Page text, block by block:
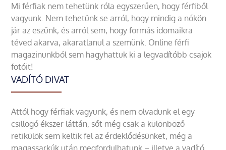
Mi férfiak nem tehetünk róla egyszerűen, hogy férfiből
vagyunk. Nem tehetünk se arról, hogy mindig a nőkön
jár az eszünk, és arról sem, hogy formás idomaikra
téved akarva, akaratlanul a szemünk. Online férfi
magazinunkból sem hagyhattuk ki a legvadítóbb csajok
fotóit!
VADÍTÓ DIVAT
Attól hogy férfiak vagyunk, és nem olvadunk el egy
csillogó ékszer láttán, sőt még csak a különböző
retikülök sem keltik fel az érdeklődésünket, még a
magassarkúk után megfordulhatunk – illetve a vadító